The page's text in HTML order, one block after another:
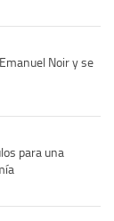
Noir y se
para una